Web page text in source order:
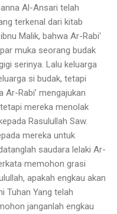
Al-Ansari telah
terkenal dari kitab
Malik, bahwa Ar-Rabi'
muka seorang budak
serinya. Lalu keluarga
si budak, tetapi
Ar-Rabi’ mengajukan
mereka menolak
Rasulullah Saw.
mereka untuk
saudara lelaki Ar-
memohon grasi
apakah engkau akan
Tuhan Yang telah
janganlah engkau